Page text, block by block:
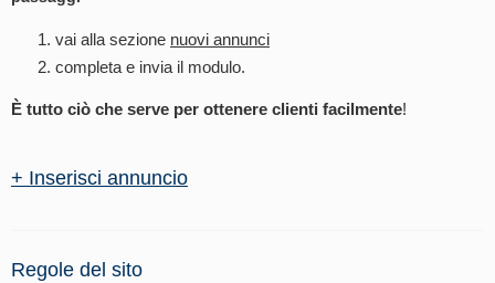
vai alla sezione nuovi annunci
completa e invia il modulo.
È tutto ciò che serve per ottenere clienti facilmente!
+ Inserisci annuncio
Regole del sito